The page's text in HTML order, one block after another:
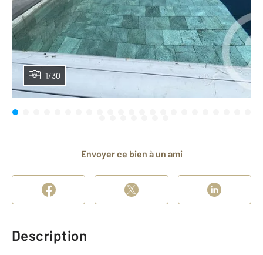
1/30
Envoyer ce bien à un ami
Description